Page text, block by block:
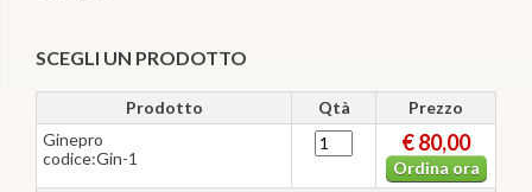
SCEGLI UN PRODOTTO
Prodotto Qtà Prezzo
Ginepro
codice:Gin-1
€ 80,00
Ordina ora